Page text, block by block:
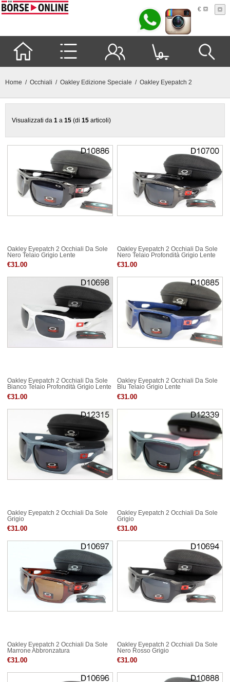
€
0
Home / Occhiali / Oakley Edizione Speciale / Oakley Eyepatch 2
Visualizzati da 1 a 15 (di 15 articoli)
Oakley Eyepatch 2 Occhiali Da Sole
Nero Telaio Grigio Lente
€31.00
Oakley Eyepatch 2 Occhiali Da Sole
Nero Telaio Profondità Grigio Lente
€31.00
Oakley Eyepatch 2 Occhiali Da Sole
Bianco Telaio Profondità Grigio Lente
€31.00
Oakley Eyepatch 2 Occhiali Da Sole
Blu Telaio Grigio Lente
€31.00
Oakley Eyepatch 2 Occhiali Da Sole
Grigio
€31.00
Oakley Eyepatch 2 Occhiali Da Sole
Grigio
€31.00
Oakley Eyepatch 2 Occhiali Da Sole
Marrone Abbronzatura
€31.00
Oakley Eyepatch 2 Occhiali Da Sole
Nero Rosso Grigio
€31.00